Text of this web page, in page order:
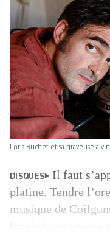
Loris Ruchet et sa graveuse à
DISQUES
Il faut
platine. Tendre
musique de